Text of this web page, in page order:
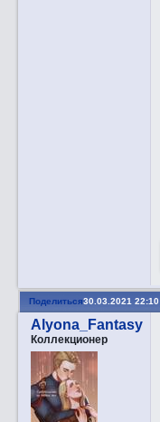
Поделиться30.03.2021 22:10
Alyona_Fantasy
Коллекционер